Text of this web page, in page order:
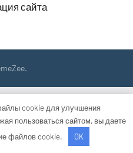
сайта
cookie для улучшения
пользоваться сайтом, вы даете
файлов cookie.
OK